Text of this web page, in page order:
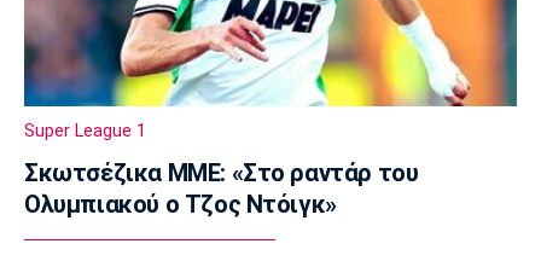
Επικαιρότητα
Καιρός: Υψηλές θερμοκρασίες σε όλη τη
χώρα
07:05
Γ Εθνική
Επανεκκίνηση στην Ηλιούπολη
23:57
Super League 1
Σκωτσέζικα ΜΜΕ: «Στο ραντάρ του
Ολυμπιακού ο Τζος Ντόιγκ»